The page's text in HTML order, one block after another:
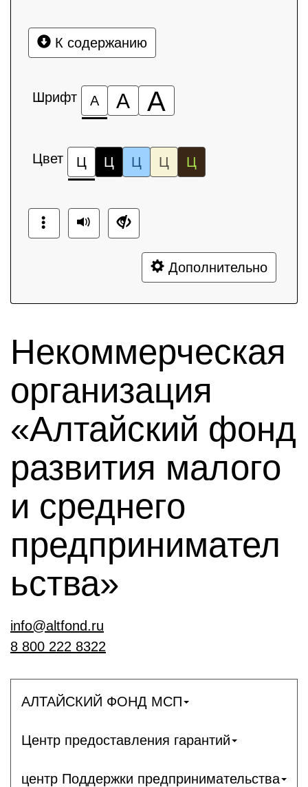
К содержанию
Шрифт А А А
Цвет Ц Ц Ц Ц Ц
Дополнительно
Некоммерческая
организация
«Алтайский фонд
развития малого
и среднего
предпринимател
ьства»
info@altfond.ru
8 800 222 8322
АЛТАЙСКИЙ ФОНД МСП
Центр предоставления гарантий
центр Поддержки предпринимательства